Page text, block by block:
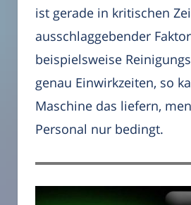
ist gerade in kritischen
ausschlaggebender
beispielsweise
genau Einwirkzeiten, so
Maschine das liefern,
Personal nur bedingt.